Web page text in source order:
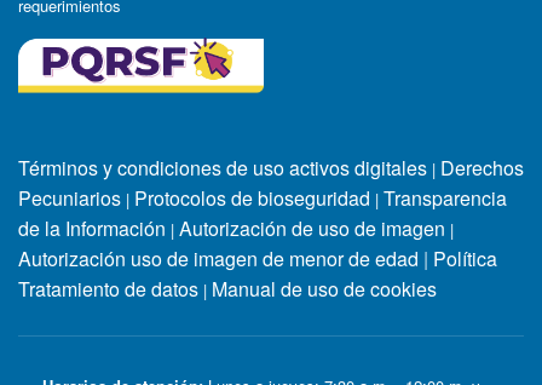
requerimientos
Términos y condiciones de uso activos digitales | Derechos
Pecuniarios | Protocolos de bioseguridad | Transparencia
de la Información | Autorización de uso de imagen |
Autorización uso de imagen de menor de edad | Política
Tratamiento de datos | Manual de uso de cookies